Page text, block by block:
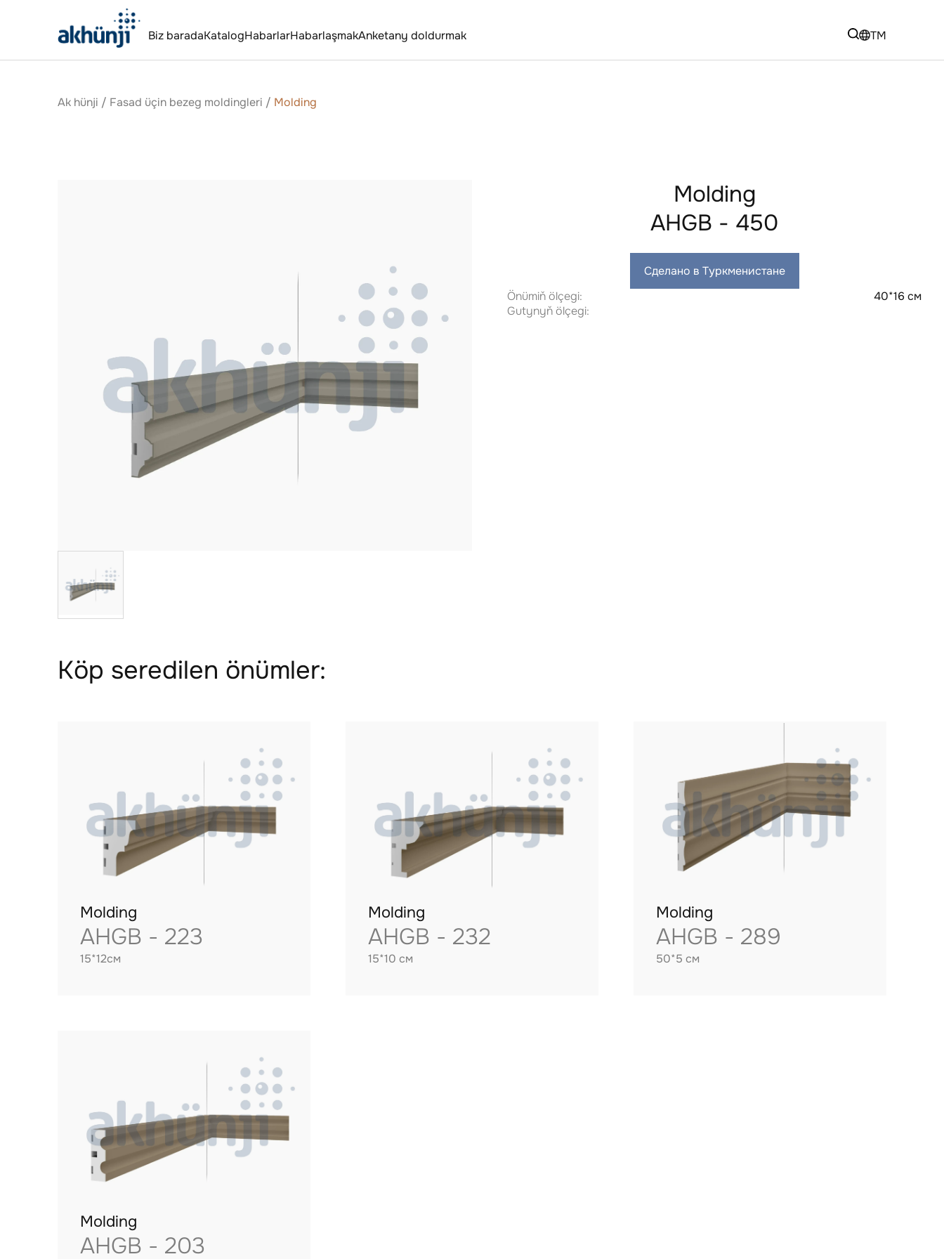
Biz baradaKatalogHabarlarHabarlaşmakAnketany doldurmak TM
Ak hünji / Fasad üçin bezeg moldingleri / Molding
Molding
AHGB - 450
Сделано в Туркменистане
Önümiň ölçegi:
40*16 см
Gutynyň ölçegi:
Köp seredilen önümler:
Molding
AHGB - 223
15*12см
Molding
AHGB - 232
15*10 см
Molding
AHGB - 289
50*5 см
Molding
AHGB - 203